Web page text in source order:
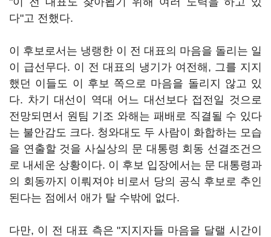
다"고 전했다.
이 후보로서는 냉랭한 이 전 대표의 마음을 돌리는 일
이 급선무다. 이 전 대표의 냉기가 여전해, 그를 지지
했던 이들도 이 후보 쪽으로 마음을 돌리지 않고 있
다. 차기 대선이 역대 어느 대선보다 접전일 것으로
전망되면서 원팀 기조 와해는 패배로 직결될 수 있다
는 불안감도 크다. 청와대도 두 사람이 화합하는 모습
을 연출할 것을 사실상의 문 대통령 회동 선결조건으
로 내세운 상황이다. 이 후보 입장에서는 문 대통령과
의 회동까지 이뤄져야 비로서 당의 공식 후보로 추인
된다는 점에서 애가 탈 수밖에 없다.
다만, 이 전 대표 측은 "지지자들 마음을 달랠 시간이